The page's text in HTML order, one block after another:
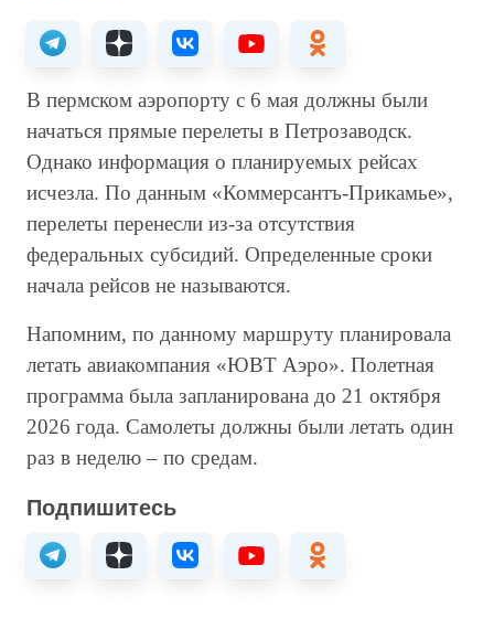
В пермском аэропорту с 6 мая должны были
начаться прямые перелеты в Петрозаводск.
Однако информация о планируемых рейсах
исчезла. По данным «Коммерсантъ-Прикамье»,
перелеты перенесли из-за отсутствия
федеральных субсидий. Определенные сроки
начала рейсов не называются.
Напомним, по данному маршруту планировала
летать авиакомпания «ЮВТ Аэро». Полетная
программа была запланирована до 21 октября
2026 года. Самолеты должны были летать один
раз в неделю – по средам.
Подпишитесь